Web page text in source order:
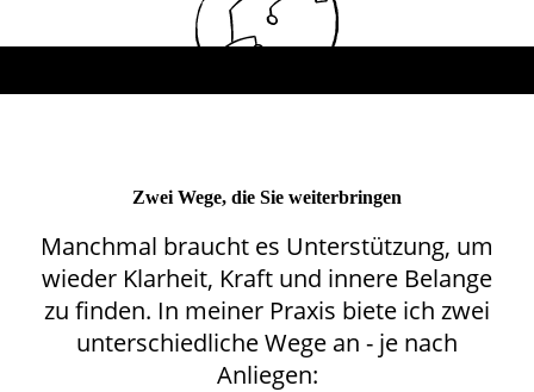
Zwei Wege, die Sie weiterbringen
Manchmal braucht es Unterstützung, um
wieder Klarheit, Kraft und innere Belange
zu finden. In meiner Praxis biete ich zwei
unterschiedliche Wege an - je nach
Anliegen: